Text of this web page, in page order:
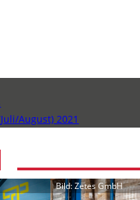
August) 2021
Bild: Zetes GmbH